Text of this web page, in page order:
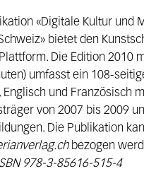
«Digitale Kultur und
bietet den
Die Edition 2010
umfasst ein 108-
Englisch und Französisch
von 2007 bis 2009
Die Publikation
bezogen
978-3-85616-515-4